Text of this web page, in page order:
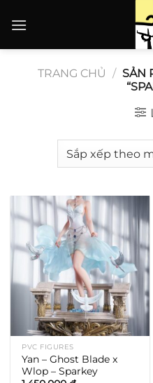
qua
TRANG CHỦ / SẢN
PVC FIGURES
Yan – Ghost Blade x
Wlop – Sparkey